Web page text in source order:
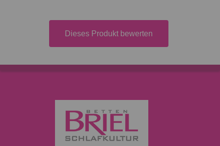
Dieses Produkt bewerten